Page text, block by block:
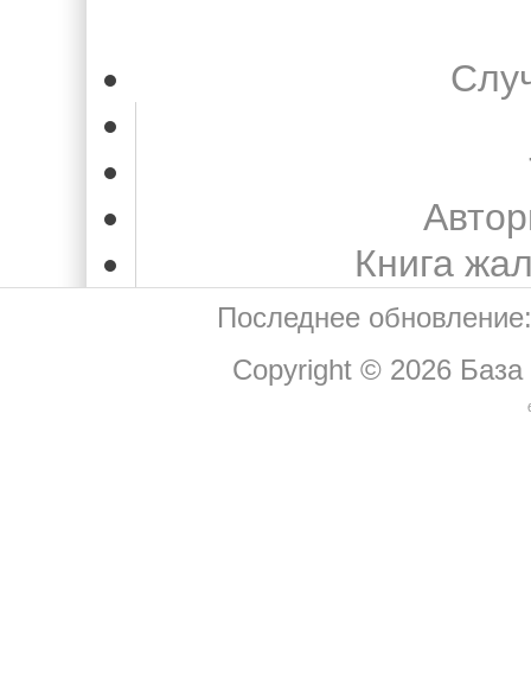
Книга
Последнее
Copyright © 2026 База